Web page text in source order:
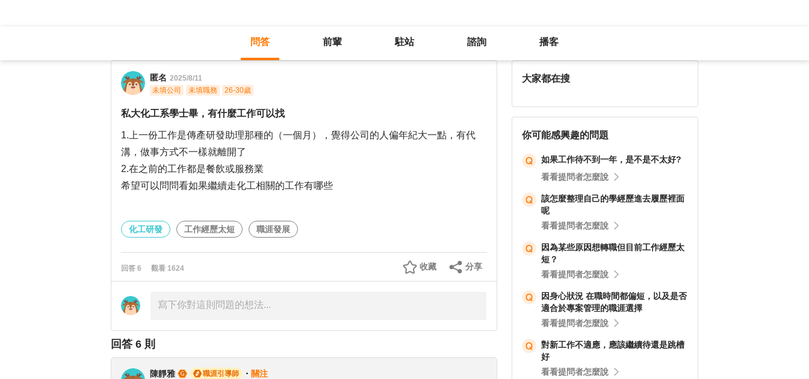
問答 前輩 駐站 諮詢 播客
匿名 2025/8/11
未填公司
未填職務 26-30歲
私大化工系學士畢，有什麼工作可以找
1.上一份工作是傳產研發助理那種的（一個月），覺得公司的人偏年紀大一點，有代
溝，做事方式不一樣就離開了
2.在之前的工作都是餐飲或服務業
希望可以問問看如果繼續走化工相關的工作有哪些
化工研發 工作經歷太短 職涯發展
回答 6 觀看 1624 分享
收藏
回答 6 則
陳靜雅 職涯引導師 ・ 關注
大家都在搜
你可能感興趣的問題
如果工作待不到一年，是不是不太好?
看看提問者怎麼說
該怎麼整理自己的學經歷進去履歷裡面
呢
看看提問者怎麼說
因為某些原因想轉職但目前工作經歷太
短？
看看提問者怎麼說
因身心狀況 在職時間都偏短，以及是否
適合於專案管理的職涯選擇
看看提問者怎麼說
對新工作不適應，應該繼續待還是跳槽
好
看看提問者怎麼說